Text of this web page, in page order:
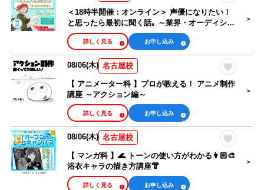
高等部 大学部
カレンダーから選ぶ
オンラインオープンキャンパス
体験したい
相談・見学したい
＜18時半開催：オンライン＞ 声優になりたい！
と思ったら最初に聞く話｡ ～業界・オーディショ
ン徹底解説～
お申し込み
詳しく見る
08/06(木) 名古屋校
【 アニメーター科 】プロが教える！ アニメ制作
講座 ～アクション編～
お申し込み
詳しく見る
08/06(木) 名古屋校
【 マンガ科 】🌊 トーンの使い方がわかる👩🏻‍🎨
浴衣キャラの描き方講座👘
お申し込み
詳しく見る